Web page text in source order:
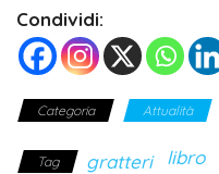
Condividi:
Categoria Attualità
Tag gratteri libro